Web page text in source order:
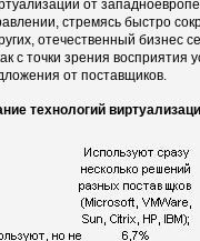
от
стремясь быстро
отечественный бизнес
с точки зрения восприятия
от поставщиков.
технологий